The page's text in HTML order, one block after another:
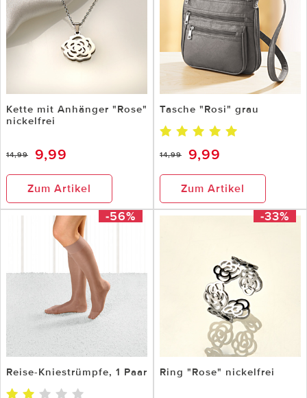
Kette mit Anhänger "Rose"
nickelfrei
14,99 9,99
Zum Artikel
Tasche "Rosi" grau
14,99 9,99
Zum Artikel
-56%
Reise-Kniestrümpfe, 1 Paar
-33%
Ring "Rose" nickelfrei